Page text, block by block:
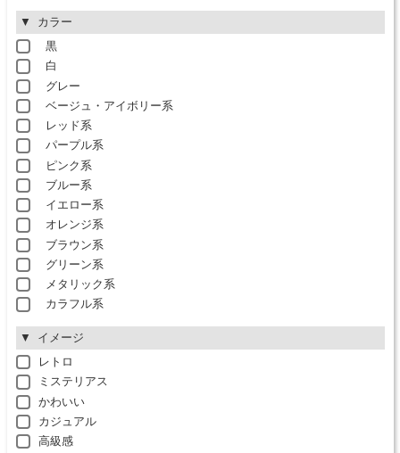
カラー
黒
白
グレー
ベージュ・アイボリー系
レッド系
パープル系
ピンク系
ブルー系
イエロー系
オレンジ系
ブラウン系
グリーン系
メタリック系
カラフル系
イメージ
レトロ
ミステリアス
かわいい
カジュアル
高級感